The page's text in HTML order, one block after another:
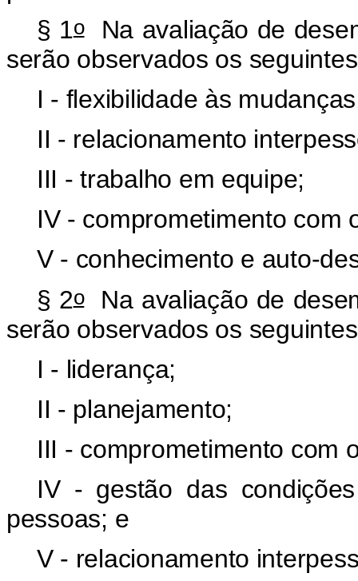
§ 1oNa avaliação de
serão observados os
I - flexibilidade às
II - relacionamento
III - trabalho em equipe;
IV - comprometimento com
V - conhecimento e auto-
§ 2oNa avaliação de
serão observados os
I - liderança;
II - planejamento;
III - comprometimento com
IV - gestão das
pessoas; e
V - relacionamento